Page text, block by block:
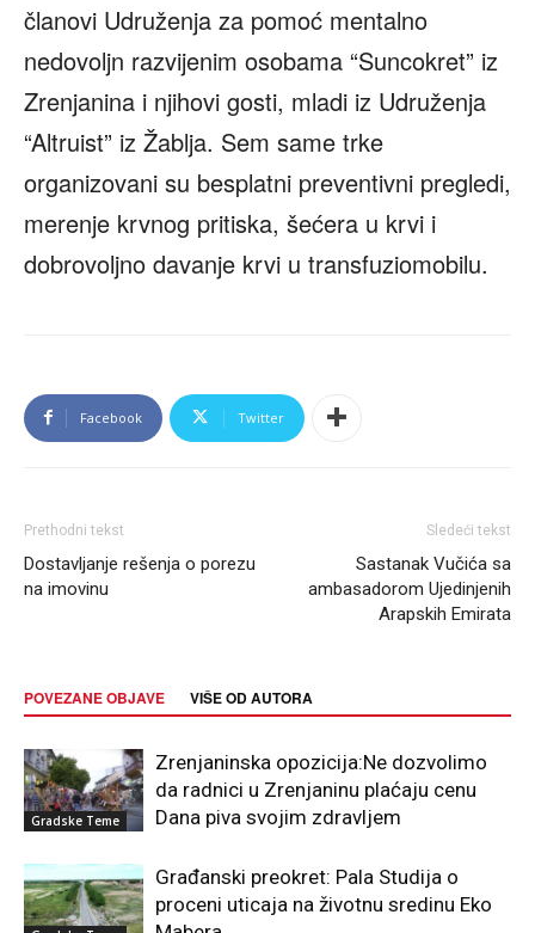
članovi Udruženja za pomoć mentalno
nedovoljn razvijenim osobama “Suncokret” iz
Zrenjanina i njihovi gosti, mladi iz Udruženja
“Altruist” iz Žablja. Sem same trke
organizovani su besplatni preventivni pregledi,
merenje krvnog pritiska, šećera u krvi i
dobrovoljno davanje krvi u transfuziomobilu.
Facebook Twitter
Prethodni tekst
Dostavljanje rešenja o porezu
na imovinu
Sledeći tekst
Sastanak Vučića sa
ambasadorom Ujedinjenih
Arapskih Emirata
POVEZANE OBJAVE VIŠE OD AUTORA
Gradske Teme
Zrenjaninska opozicija:Ne dozvolimo
da radnici u Zrenjaninu plaćaju cenu
Dana piva svojim zdravljem
Građanski preokret: Pala Studija o
proceni uticaja na životnu sredinu Eko